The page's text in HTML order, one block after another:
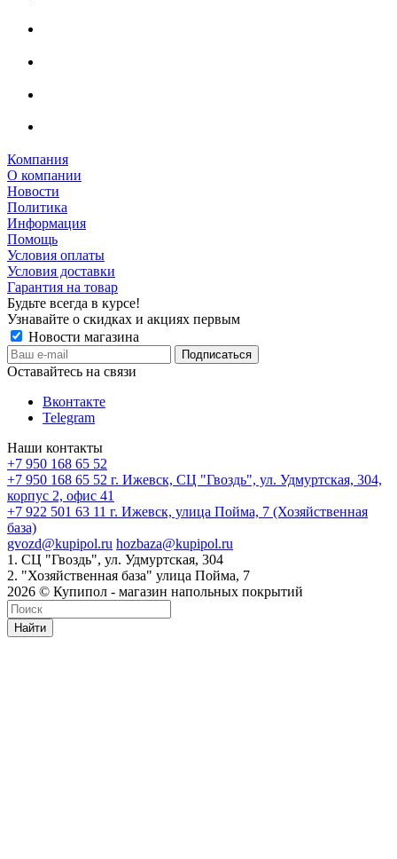
Компания
О компании
Новости
Политика
Информация
Помощь
Условия оплаты
Условия доставки
Гарантия на товар
Будьте всегда в курсе!
Узнавайте о скидках и акциях первым
Новости магазина
Оставайтесь на связи
Вконтакте
Telegram
Наши контакты
+7 950 168 65 52
+7 950 168 65 52 г. Ижевск, СЦ "Гвоздь", ул. Удмуртская, 304,
корпус 2, офис 41
+7 922 501 63 11 г. Ижевск, улица Пойма, 7 (Хозяйственная
база)
gvozd@kupipol.ru hozbaza@kupipol.ru
1. СЦ "Гвоздь", ул. Удмуртская, 304
2. "Хозяйственная база" улица Пойма, 7
2026 © Купипол - магазин напольных покрытий
Найти